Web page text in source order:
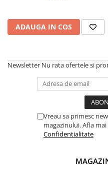
ADAUGA IN COS
Newsletter Nu rata ofertele si
Vreau sa primesc
magazinului. Afla
Confidentialitate